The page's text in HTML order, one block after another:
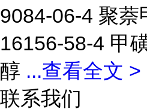
9084-06-4 聚萘
16156-58-4 甲
醇 ...查看全文 >
联系我们